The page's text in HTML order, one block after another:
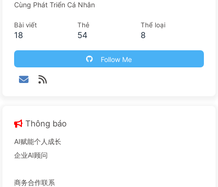
Cùng Phát Triển Cá Nhân
Bài viết
18
Thẻ
54
Thể loại
8
Follow Me
Thông báo
AI赋能个人成长
企业AI顾问
商务合作联系